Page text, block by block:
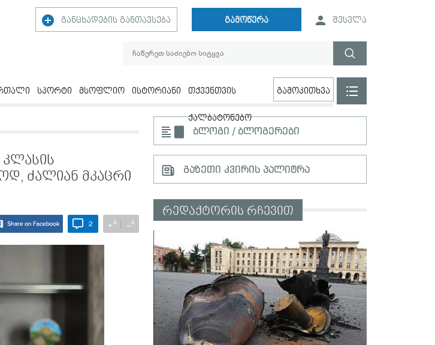
განცხადების განთავსება გამოწერა შესვლა
სპორტი მსოფლიო ისტორიანი თქვენთვის
ქალბატონებო
გამოკითხვა
კლასის
ძალიან მკაცრი
2 +A −A
ბლოგი / ბლოგერები
გაზეთი კვირის პალიტრა
რედაქტორის რჩევით